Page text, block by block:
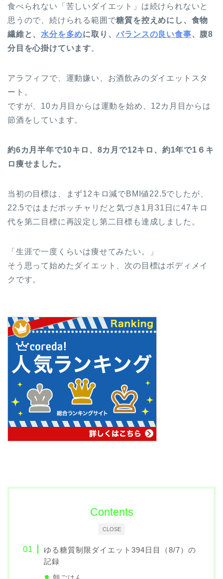
食べられない「苦しいダイエット」は続けられないと
思うので、続けられる範囲で糖質を控えめにし、食物
繊維と、 水分を多めに取り、バランスの良い食事、腹8
分目を心掛けています。
アラフィフで、運動嫌い、お酒飲みのダイエットスタ
ート。
ですが、10カ月目からは運動を始め、12カ月目からは
節酒をしています。
約6カ月半年で10キロ、8カ月で12キロ、約1年で1６キ
ロ痩せました。
当初の目標は、まず12キロ減でBMI値22.5でしたが、
22.5ではまだポッチャリだと気づき1月31日に47キロ
代を第二目標に再設定し第二目標も達成しました。
「生涯で一度くらいは痩せてみたい。」
そう思って始めたダイエット、次の目標はボディメイ
クです。
CLOSE
Contents
ゆる糖質制限ダイエット394日目（8/7）の
記録